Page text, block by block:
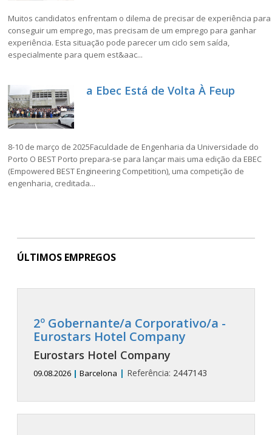
Muitos candidatos enfrentam o dilema de precisar de experiência para
conseguir um emprego, mas precisam de um emprego para ganhar
experiência. Esta situação pode parecer um ciclo sem saída,
especialmente para quem est&aac...
a Ebec Está de Volta À Feup
8-10 de março de 2025Faculdade de Engenharia da Universidade do
Porto O BEST Porto prepara-se para lançar mais uma edição da EBEC
(Empowered BEST Engineering Competition), uma competição de
engenharia, creditada...
ÚLTIMOS EMPREGOS
2º Gobernante/a Corporativo/a -
Eurostars Hotel Company
Eurostars Hotel Company
09.08.2026 | Barcelona | Referência: 2447143